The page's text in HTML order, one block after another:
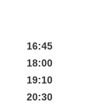
16:45
18:00
19:10
20:30